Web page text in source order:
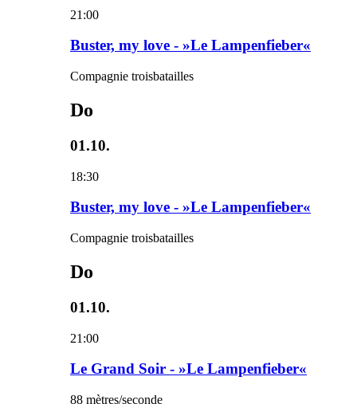
21:00
Buster, my love - »Le Lampenfieber«
Compagnie troisbatailles
Do
01.10.
18:30
Buster, my love - »Le Lampenfieber«
Compagnie troisbatailles
Do
01.10.
21:00
Le Grand Soir - »Le Lampenfieber«
88 mètres/seconde